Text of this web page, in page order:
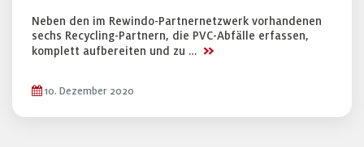
Neben den im Rewindo-Partnernetzwerk vorhandenen
sechs Recycling-Partnern, die PVC-Abfälle erfassen,
komplett aufbereiten und zu … >>
10. Dezember 2020